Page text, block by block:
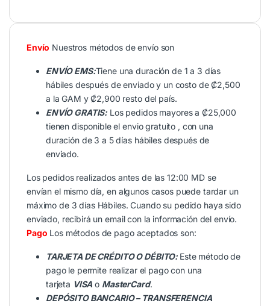
Envío Nuestros métodos de envío son
ENVÍO EMS:Tiene una duración de 1 a 3 días
hábiles después de enviado y un costo de ₡2,500
a la GAM y ₡2,900 resto del país.
ENVÍO GRATIS: Los pedidos mayores a ₡25,000
tienen disponible el envio gratuito , con una
duración de 3 a 5 días hábiles después de
enviado.
Los pedidos realizados antes de las 12:00 MD se
envían el mismo día, en algunos casos puede tardar un
máximo de 3 días Hábiles. Cuando su pedido haya sido
enviado, recibirá un email con la información del envío.
Pago Los métodos de pago aceptados son:
TARJETA DE CRÉDITO O DÉBITO: Este método de
pago le permite realizar el pago con una
tarjeta VISA o MasterCard.
DEPÓSITO BANCARIO – TRANSFERENCIA